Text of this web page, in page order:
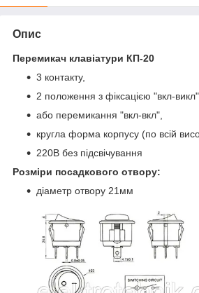
Опис
Перемикач клавіатури КП-20
3 контакту,
2 положення з фіксацією "вкл-викл",
або перемикання "вкл-вкл",
кругла форма корпусу (по всій
220В без підсвічування
Розміри посадкового отвору:
діаметр отвору 21мм